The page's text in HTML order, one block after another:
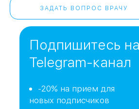
ЗАДАТЬ ВОПРОС ВРАЧУ
Подпишитесь
Telegram-канал
-20% на прием для
новых подписчиков